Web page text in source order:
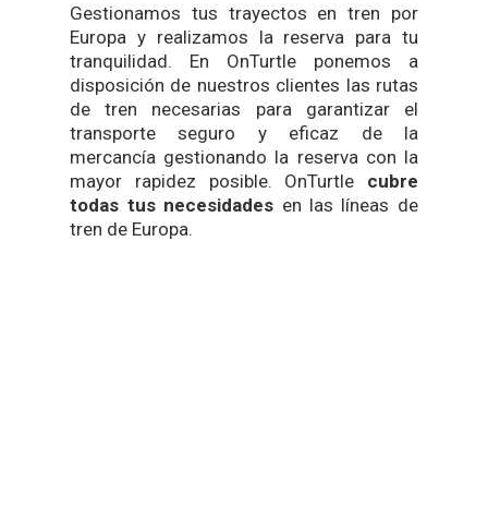
Gestionamos tus trayectos en tren por
Europa y realizamos la reserva para tu
tranquilidad. En OnTurtle ponemos a
disposición de nuestros clientes las rutas
de tren necesarias para garantizar el
transporte seguro y eficaz de la
mercancía gestionando la reserva con la
mayor rapidez posible. OnTurtle cubre
todas tus necesidades en las líneas de
tren de Europa.